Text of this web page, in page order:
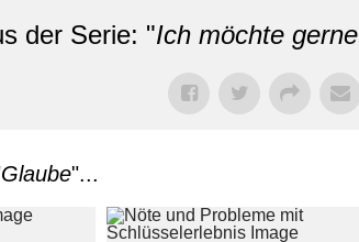
der Serie: "Ich möchte
Glaube"...